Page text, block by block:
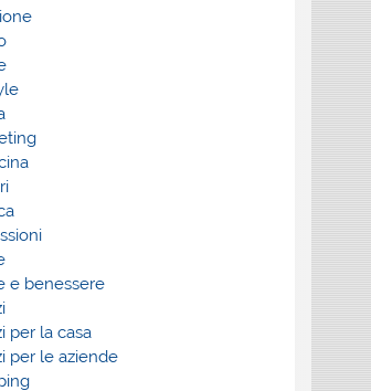
e benessere
per la casa
per le aziende